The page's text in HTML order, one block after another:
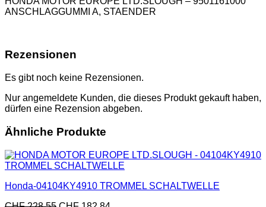
ANSCHLAGGUMMI A, STAENDER
Rezensionen
Es gibt noch keine Rezensionen.
Nur angemeldete Kunden, die dieses Produkt gekauft haben,
dürfen eine Rezension abgeben.
Ähnliche Produkte
Honda-04104KY4910 TROMMEL SCHALTWELLE